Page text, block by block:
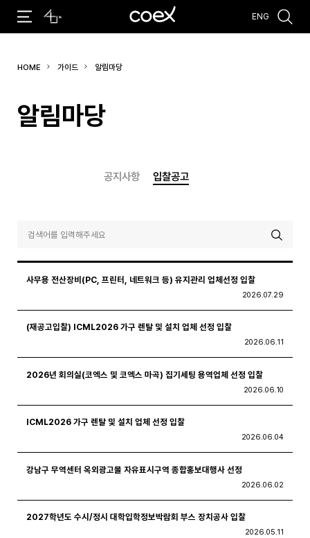
#코엑스 전시 #행사
ENG
HOME 가이드 알림마당
알림마당
공지사항 입찰공고
사무용 전산장비(PC, 프린터, 네트워크 등) 유지관리 업체선정 입찰
2026.07.29
(재공고입찰) ICML2026 가구 렌탈 및 설치 업체 선정 입찰
2026.06.11
2026년 회의실(코엑스 및 코엑스 마곡) 집기세팅 용역업체 선정 입찰
2026.06.10
ICML2026 가구 렌탈 및 설치 업체 선정 입찰
2026.06.04
강남구 무역센터 옥외광고물 자유표시구역 종합홍보대행사 선정
2026.06.02
2027학년도 수시/정시 대학입학정보박람회 부스 장치공사 입찰
2026.05.11